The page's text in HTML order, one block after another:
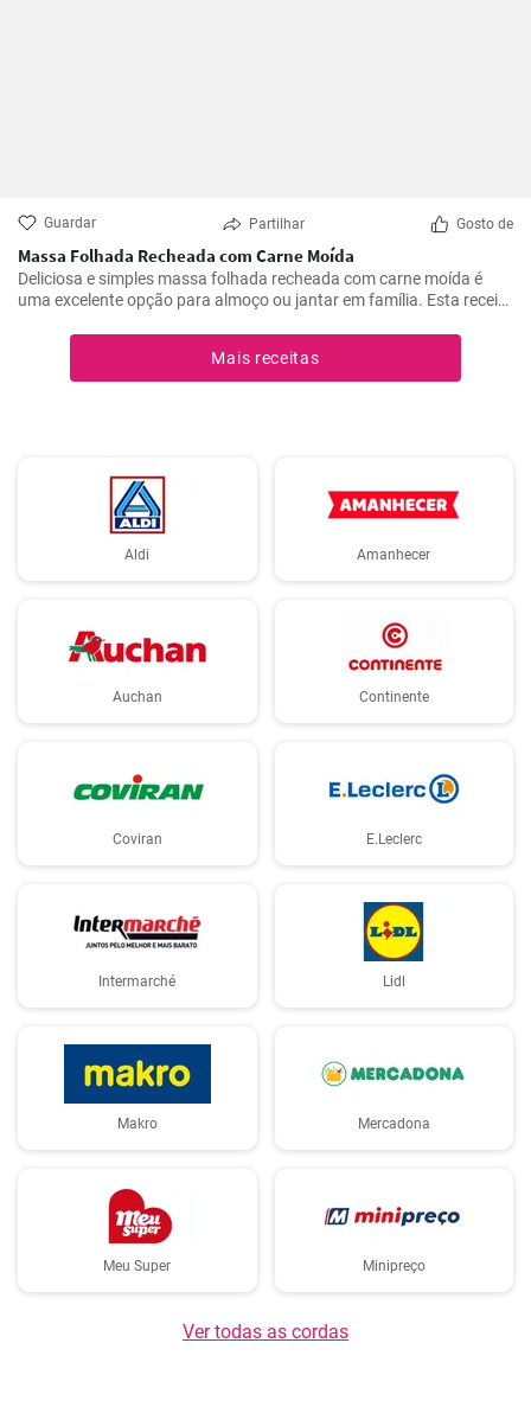
Guardar Partilhar Gosto de
Massa Folhada Recheada com Carne Moída
Deliciosa e simples massa folhada recheada com carne moída é
uma excelente opção para almoço ou jantar em família. Esta receita
Mais receitas
Aldi Amanhecer
Auchan Continente
Coviran E.Leclerc
Intermarché Lidl
Makro Mercadona
Meu Super Minipreço
Ver todas as cordas